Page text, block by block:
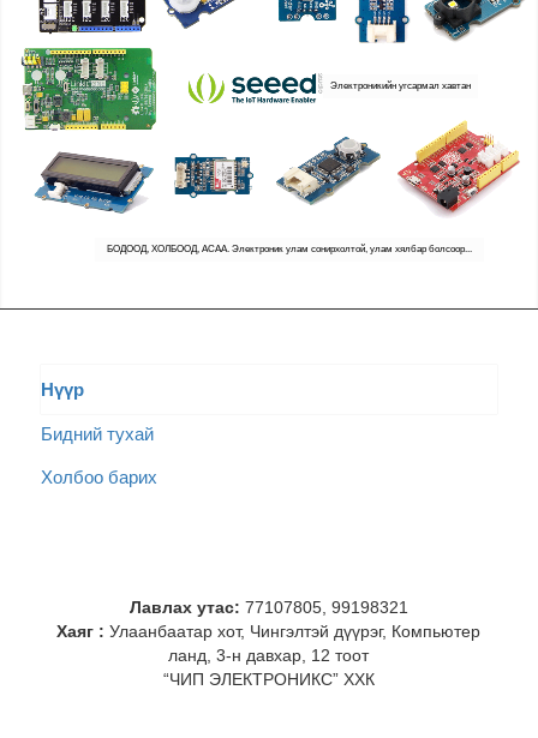
Электроникийн угсармал хавтан
БОДООД, ХОЛБООД, АСАА. Электроник улам сонирхолтой, улам хялбар болсоор...
Нүүр
Бидний тухай
Холбоо барих
Лавлах утас: 77107805, 99198321
Хаяг : Улаанбаатар хот, Чингэлтэй дүүрэг, Компьютер
ланд, 3-н давхар, 12 тоот
“ЧИП ЭЛЕКТРОНИКС” ХХК